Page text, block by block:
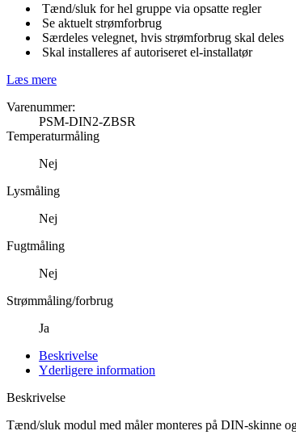
Tænd/sluk for hel gruppe via opsatte regler
Se aktuelt strømforbrug
Særdeles velegnet, hvis strømforbrug skal deles
Skal installeres af autoriseret el-installatør
Læs mere
Varenummer:
PSM-DIN2-ZBSR
Temperaturmåling
Nej
Lysmåling
Nej
Fugtmåling
Nej
Strømmåling/forbrug
Ja
Beskrivelse
Yderligere information
Beskrivelse
Tænd/sluk modul med måler monteres på DIN-skinne